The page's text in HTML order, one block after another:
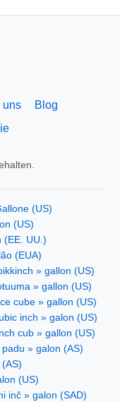
uns
Blog
(US)
(US)
(EE. UU.)
(EUA)
» gallon (US)
» gallon (US)
cube » gallon (US)
inch » galon (US)
cub » gallon (US)
padu » galon (AS)
(US)
inč » galon (SAD)